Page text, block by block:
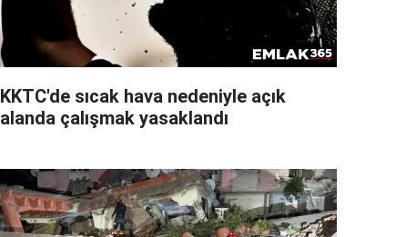
KKTC'de sıcak hava nedeniyle açık
alanda çalışmak yasaklandı